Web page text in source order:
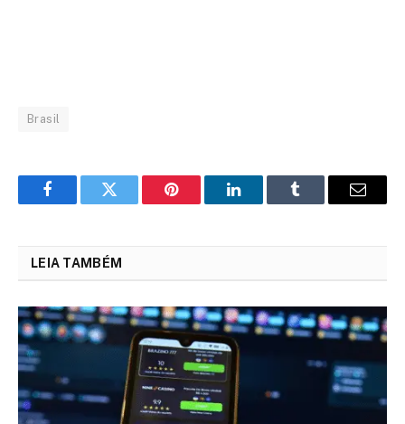
Brasil
FacebookTwitter Pinterest LinkedInTumblr Email
LEIA TAMBÉM